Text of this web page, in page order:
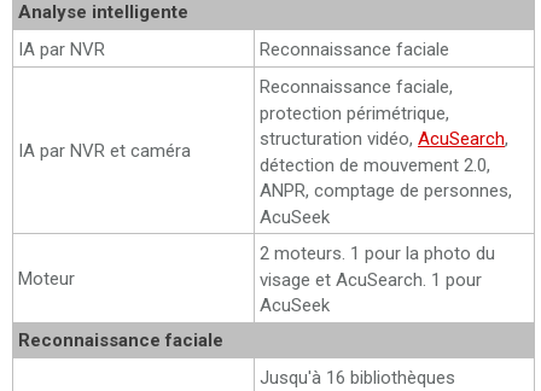
Analyse intelligente
IA par NVR
Reconnaissance faciale
IA par NVR et caméra
Reconnaissance faciale,
protection périmétrique,
structuration vidéo, AcuSearch,
détection de mouvement 2.0,
ANPR, comptage de personnes,
AcuSeek
Moteur
2 moteurs. 1 pour la photo du
visage et AcuSearch. 1 pour
AcuSeek
Reconnaissance faciale
Jusqu'à 16 bibliothèques